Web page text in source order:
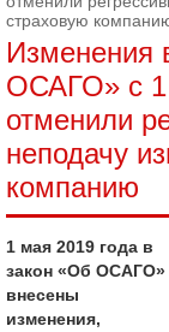
страховую
Изменения
ОСАГО» с 1
отменили
неподачу
компанию
1 мая 2019 года в
закон «Об ОСАГО»
внесены
изменения,